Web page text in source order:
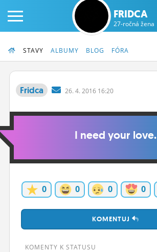
ČINŽIAK
FÓRUM
STATUSY
BLOGY
FRIDCA
27-ročná žena
STAVY ALBUMY BLOG FÓRA
Fridca 26. 4. 2016 16:20
I need your love.
0 0 0 0
KOMENTUJ
KOMENTY K STATUSU